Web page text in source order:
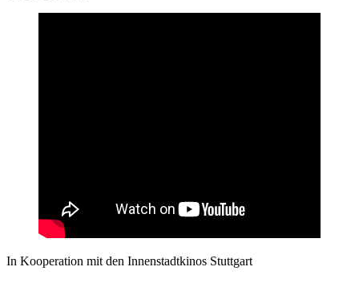
In Kooperation mit den Innenstadtkinos Stuttgart